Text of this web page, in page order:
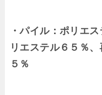
・パイル：ポリエ
リエステル６５％
５％